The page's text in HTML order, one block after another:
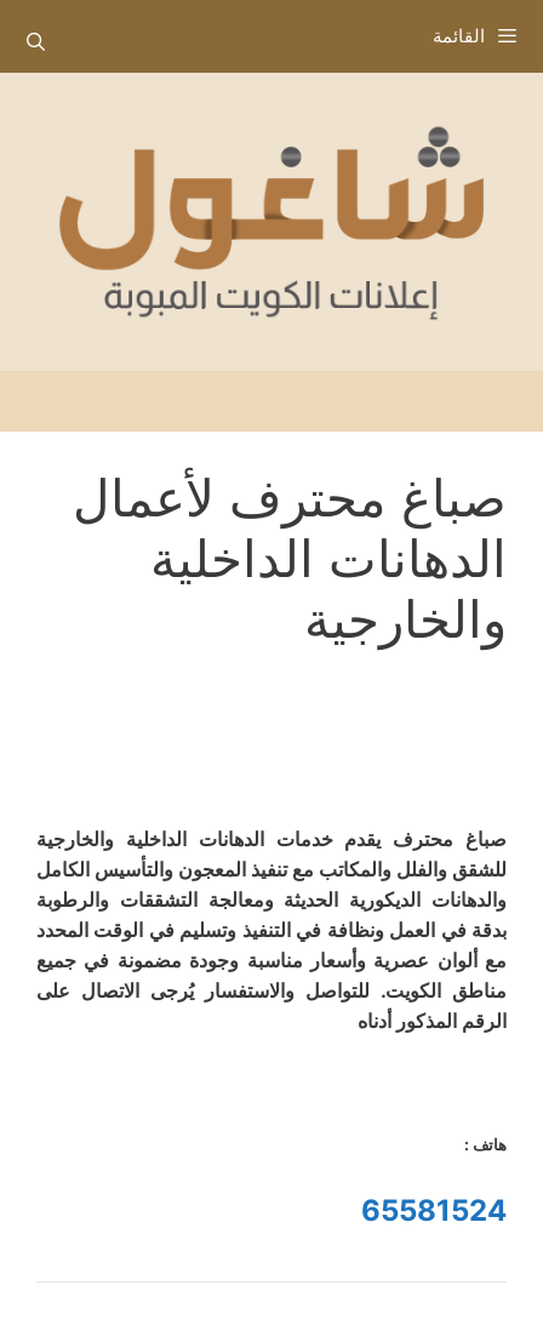
إلى
المحتوى
القائمة
صباغ محترف لأعمال
الدهانات الداخلية
والخارجية
صباغ محترف يقدم خدمات الدهانات الداخلية والخارجية
للشقق والفلل والمكاتب مع تنفيذ المعجون والتأسيس الكامل
والدهانات الديكورية الحديثة ومعالجة التشققات والرطوبة
بدقة في العمل ونظافة في التنفيذ وتسليم في الوقت المحدد
مع ألوان عصرية وأسعار مناسبة وجودة مضمونة في جميع
مناطق الكويت. للتواصل والاستفسار يُرجى الاتصال على
الرقم المذكور أدناه
هاتف :
65581524